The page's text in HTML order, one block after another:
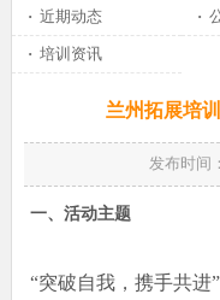
· 近期动态 ·
· 培训资讯
兰州拓展培
发布时间
一、活动主题
“突破自我，携手共进”